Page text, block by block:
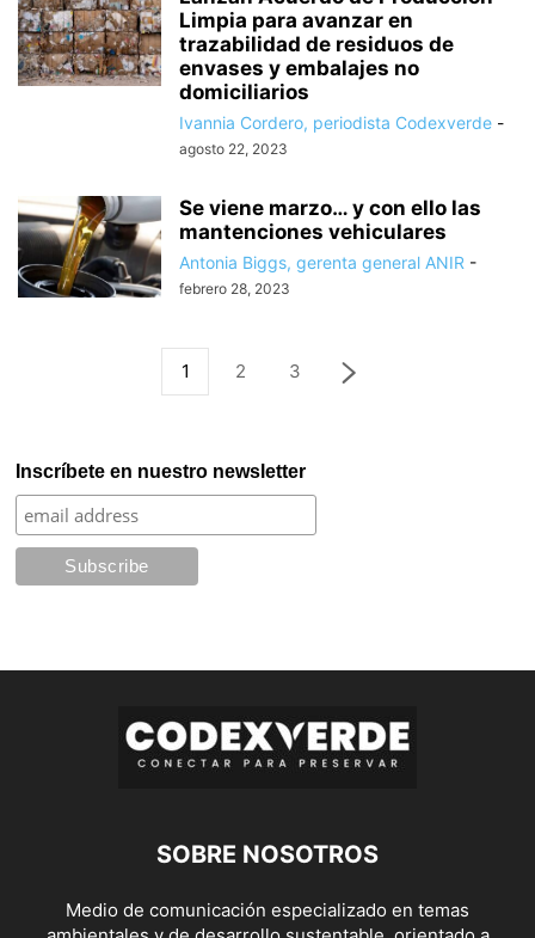
Limpia para avanzar en
trazabilidad de residuos de
envases y embalajes no
domiciliarios
Ivannia Cordero, periodista Codexverde -
agosto 22, 2023
Se viene marzo… y con ello las
mantenciones vehiculares
Antonia Biggs, gerenta general ANIR -
febrero 28, 2023
1 2 3
Inscríbete en nuestro newsletter
SOBRE NOSOTROS
Medio de comunicación especializado en temas